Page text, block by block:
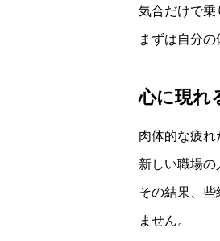
気合だけで乗
まずは自分
心に現れ
肉体的な疲れ
新しい職場の
その結果、
ません。